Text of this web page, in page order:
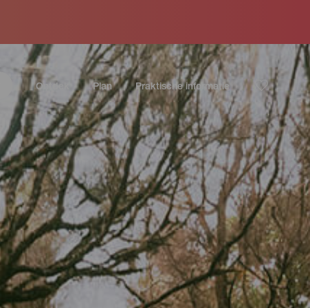
Ontdek Plan Praktische informatie